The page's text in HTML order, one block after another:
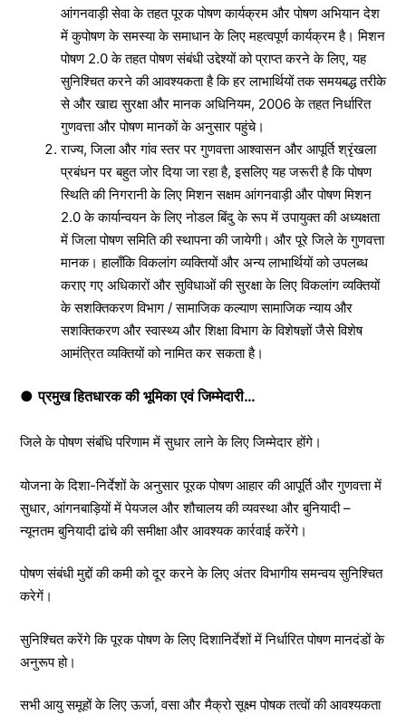
आंगनवाड़ी सेवा के तहत पूरक पोषण कार्यक्रम और पोषण अभियान देश
में कुपोषण के समस्या के समाधान के लिए महत्वपूर्ण कार्यक्रम है। मिशन
पोषण 2.0 के तहत पोषण संबंधी उद्देश्यों को प्राप्त करने के लिए, यह
सुनिश्चित करने की आवश्यकता है कि हर लाभार्थियों तक समयबद्ध तरीके
से और खाद्य सुरक्षा और मानक अधिनियम, 2006 के तहत निर्धारित
गुणवत्ता और पोषण मानकों के अनुसार पहुंचे।
राज्य, जिला और गांव स्तर पर गुणवत्ता आश्वासन और आपूर्ति श्रृंखला
प्रबंधन पर बहुत जोर दिया जा रहा है, इसलिए यह जरूरी है कि पोषण
स्थिति की निगरानी के लिए मिशन सक्षम आंगनवाड़ी और पोषण मिशन
2.0 के कार्यान्वयन के लिए नोडल बिंदु के रूप में उपायुक्त की अध्यक्षता
में जिला पोषण समिति की स्थापना की जायेगी। और पूरे जिले के गुणवत्ता
मानक। हालाँकि विकलांग व्यक्तियों और अन्य लाभार्थियों को उपलब्ध
कराए गए अधिकारों और सुविधाओं की सुरक्षा के लिए विकलांग व्यक्तियों
के सशक्तिकरण विभाग / सामाजिक कल्याण सामाजिक न्याय और
सशक्तिकरण और स्वास्थ्य और शिक्षा विभाग के विशेषज्ञों जैसे विशेष
आमंत्रित व्यक्तियों को नामित कर सकता है।
●प्रमुख हितधारक की भूमिका एवं जिम्मेदारी…
जिले के पोषण संबंधि परिणाम में सुधार लाने के लिए जिम्मेदार होंगे।
योजना के दिशा-निर्देशों के अनुसार पूरक पोषण आहार की आपूर्ति और गुणवत्ता में
सुधार, आंगनबाड़ियों में पेयजल और शौचालय की व्यवस्था और बुनियादी –
न्यूनतम बुनियादी ढांचे की समीक्षा और आवश्यक कार्रवाई करेंगे।
पोषण संबंधी मुद्दों की कमी को दूर करने के लिए अंतर विभागीय समन्वय सुनिश्चित
करेगें।
सुनिश्चित करेंगे कि पूरक पोषण के लिए दिशानिर्देशों में निर्धारित पोषण मानदंडों के
अनुरूप हो।
सभी आयु समूहों के लिए ऊर्जा, वसा और मैक्रो सूक्ष्म पोषक तत्वों की आवश्यकता